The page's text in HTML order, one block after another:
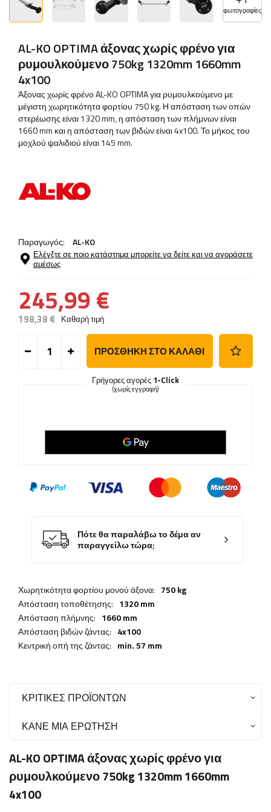
φωτογραφίες
AL-KO OPTIMA άξονας χωρίς φρένο για
ρυμουλκούμενο 750kg 1320mm 1660mm
4x100
Άξονας χωρίς φρένο AL-KO OPTIMA για ρυμουλκούμενο με
μέγιστη χωρητικότητα φορτίου 750 kg. Η απόσταση των οπών
στερέωσης είναι 1320 mm, η απόσταση των πλήμνων είναι
1660 mm και η απόσταση των βιδών είναι 4x100. Το μήκος του
μοχλού ψαλιδιού είναι 145 mm.
Παραγωγός: AL-KO
Ελέγξτε σε ποιο κατάστημα μπορείτε να δείτε και να αγοράσετε
αμέσως
245,99 €
198,38 € Καθαρή τιμή
ΠΡΟΣΘΉΚΗ ΣΤΟ ΚΑΛΆΘΙ
Γρήγορες αγορές 1-Click
(χωρίς εγγραφή)
Πότε θα παραλάβω το δέμα αν
παραγγείλω τώρα;
Χωρητικότητα φορτίου μονού άξονα: 750 kg
Απόσταση τοποθέτησης: 1320 mm
Απόσταση πλήμνης: 1660 mm
Απόσταση βιδών ζάντας: 4x100
Κεντρική οπή της ζάντας: min. 57 mm
ΚΡΙΤΙΚΈΣ ΠΡΟΪΌΝΤΩΝ
ΚΆΝΕ ΜΙΑ ΕΡΏΤΗΣΗ
AL-KO OPTIMA άξονας χωρίς φρένο για
ρυμουλκούμενο 750kg 1320mm 1660mm
4x100